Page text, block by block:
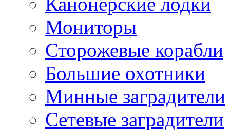
Мониторы
Сторожевые корабли
Большие охотники
Минные заградители
Сетевые заградители